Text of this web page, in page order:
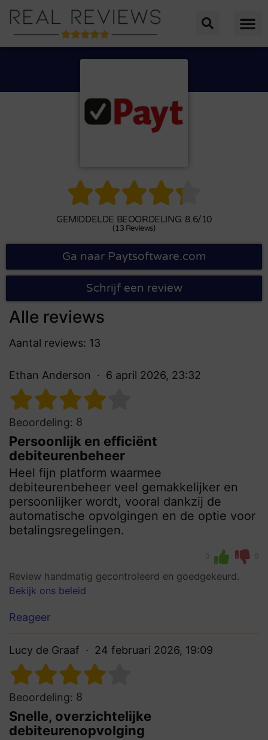

GEMIDDELDE BEOORDELING: 8.6/10
(13 Reviews)
Ga naar Paytsoftware.com
Schrijf een review
Alle reviews
Aantal reviews: 13
Ethan Anderson 6 april 2026, 23:32
Beoordeling: 8
Persoonlijk en efficiënt
debiteurenbeheer
Heel fijn platform waarmee
debiteurenbeheer veel gemakkelijker en
persoonlijker wordt, vooral dankzij de
automatische opvolgingen en de optie voor
betalingsregelingen.
0 0
Review handmatig gecontroleerd en goedgekeurd.
Bekijk ons beleid
Reageer
Lucy de Graaf 24 februari 2026, 19:09
Beoordeling: 8
Snelle, overzichtelijke
debiteurenopvolging